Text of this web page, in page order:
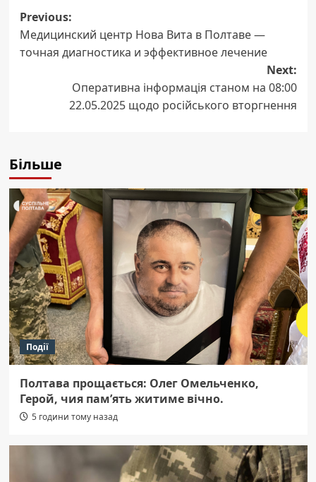
Post
navigation
Previous:
Медицинский центр Нова Вита в Полтаве —
точная диагностика и эффективное лечение
Next:
Оперативна інформація станом на 08:00
22.05.2025 щодо російського вторгнення
Більше
Події
Полтава прощається: Олег Омельченко,
Герой, чия пам’ять житиме вічно.
5 години тому назад